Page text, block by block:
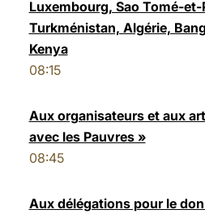
Luxembourg, Sao Tomé-
Turkménistan, Algérie,
Kenya
08:15
Aux organisateurs et aux
avec les Pauvres »
08:45
Aux délégations pour le